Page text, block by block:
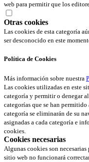
web para permitir que los
Otras cookies
Las cookies de esta categoría
ser desconocido en este
Política de Cookies
Más información sobre nuestra
Las cookies utilizadas en este
categoría y permitir o denegar
categorías que se han permitido
categoría se eliminarán de su
asignadas a cada categoría e
cookies.
Cookies necesarias
Algunas cookies son
sitio web no funcionará